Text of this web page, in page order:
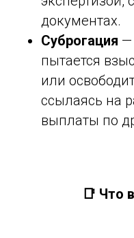
документах.
Суброгация —
пытается
или
ссылаясь на
выплаты по
📑 Что